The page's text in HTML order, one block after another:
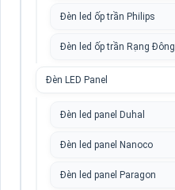
Đèn led ốp trần Philips
Đèn led ốp trần Rạng Đông
Đèn LED Panel
Đèn led panel Duhal
Đèn led panel Nanoco
Đèn led panel Paragon